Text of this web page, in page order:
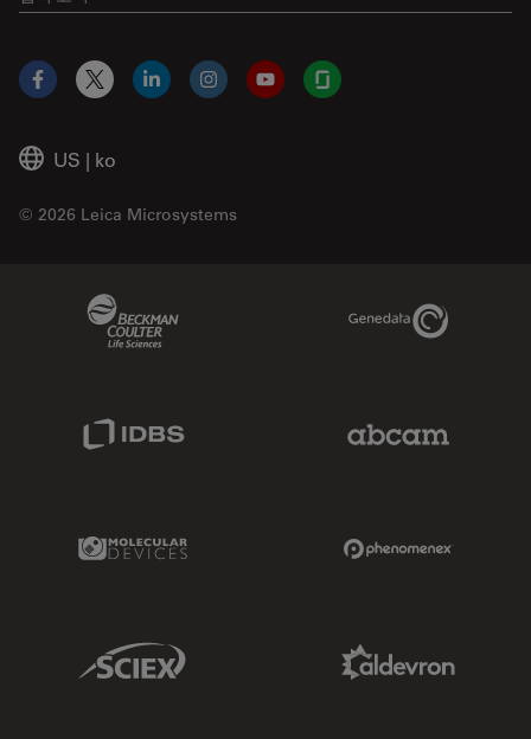
US | ko
© 2026 Leica Microsystems
Facebook
X LinkedInInstagramYouTubeGlassdoor
Genedata Link
Molecular Devices Link
Sciex Link